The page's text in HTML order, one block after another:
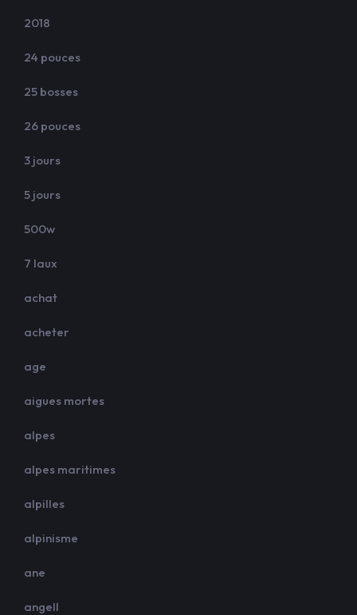
2018
24 pouces
25 bosses
26 pouces
3 jours
5 jours
500w
7 laux
achat
acheter
age
aigues mortes
alpes
alpes maritimes
alpilles
alpinisme
ane
angell